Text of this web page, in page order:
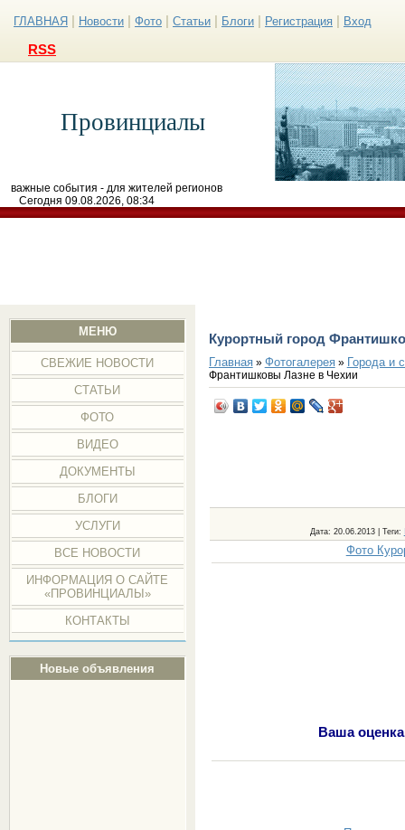
ГЛАВНАЯ Новости Фото Статьи Блоги Регистрация Вход
RSS
Провинциалы
важные события - для жителей регионов
Сегодня 09.08.2026, 08:34
МЕНЮ
СВЕЖИЕ НОВОСТИ
СТАТЬИ
ФОТО
ВИДЕО
ДОКУМЕНТЫ
БЛОГИ
УСЛУГИ
ВСЕ НОВОСТИ
ИНФОРМАЦИЯ О САЙТЕ
«ПРОВИНЦИАЛЫ»
КОНТАКТЫ
Новые объявления
Курортный город
Главная» Фотогалерея» Города и
Франтишковы Лазне в Чехии
Дата: 20.06.2013 | Теги:
Фото
Ваша